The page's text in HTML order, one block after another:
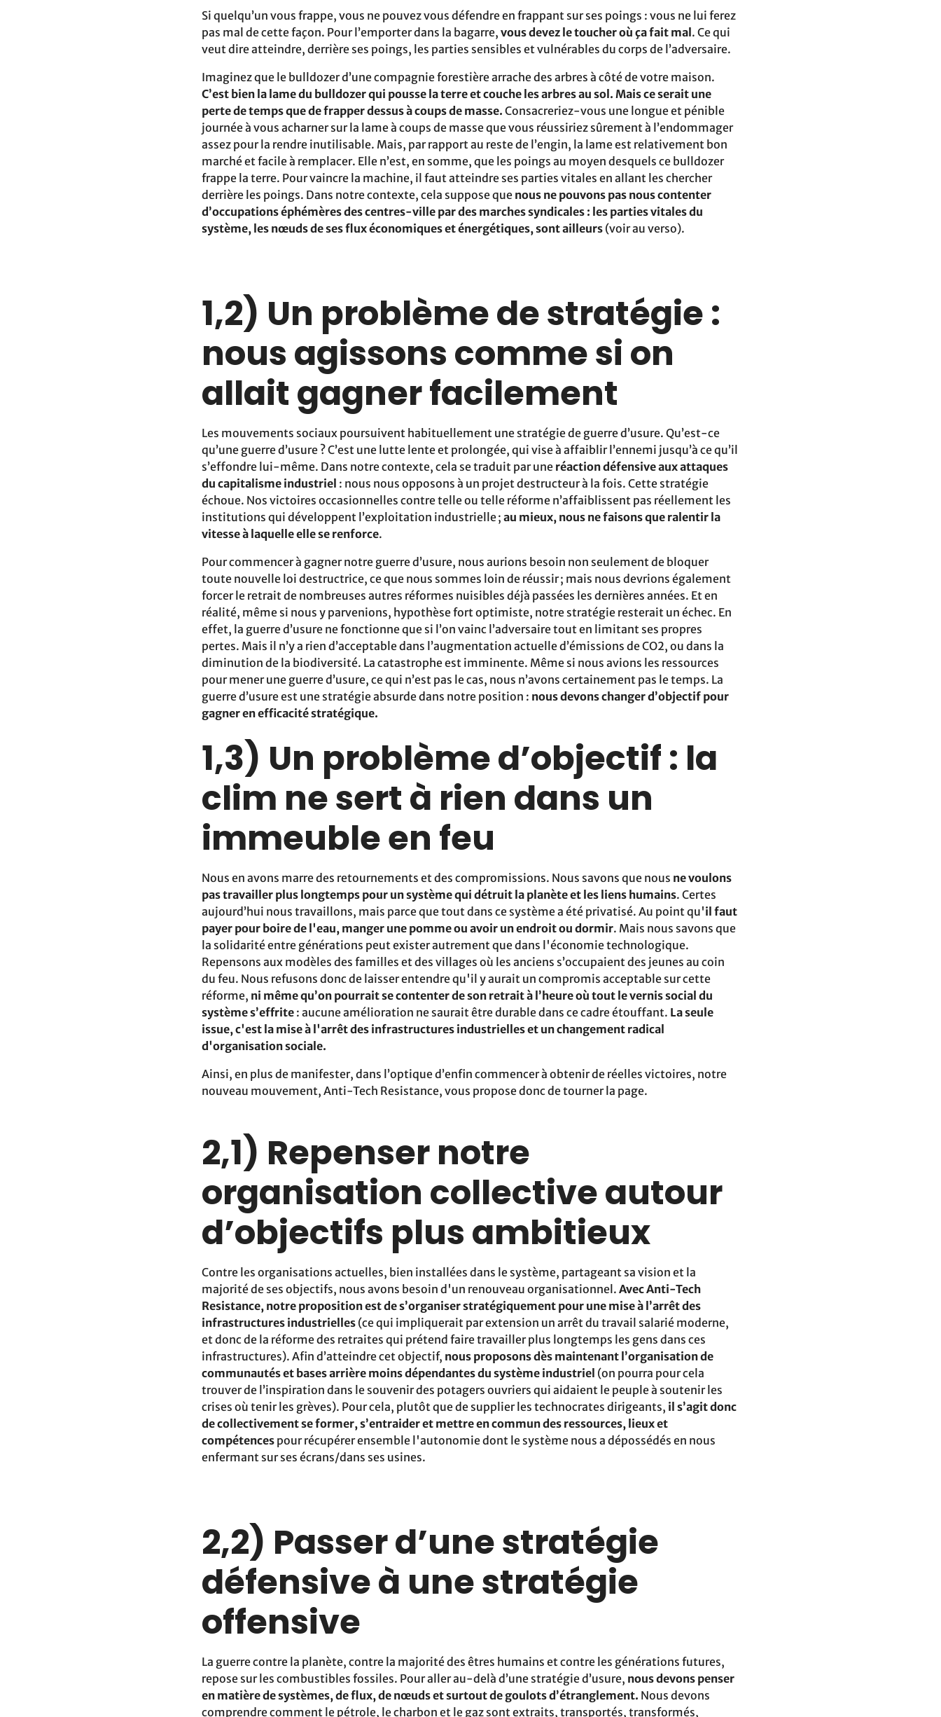
Si quelqu’un vous frappe, vous ne pouvez vous défendre en frappant sur ses poings : vous ne lui ferez
pas mal de cette façon. Pour l’emporter dans la bagarre, vous devez le toucher où ça fait mal . Ce qui
veut dire atteindre, derrière ses poings, les parties sensibles et vulnérables du corps de l’adversaire.
Imaginez que le bulldozer d’une compagnie forestière arrache des arbres à côté de votre maison.
C’est bien la lame du bulldozer qui pousse la terre et couche les arbres au sol. Mais ce serait une
perte de temps que de frapper dessus à coups de masse. Consacreriez-vous une longue et pénible
journée à vous acharner sur la lame à coups de masse que vous réussiriez sûrement à l’endommager
assez pour la rendre inutilisable. Mais, par rapport au reste de l’engin, la lame est relativement bon
marché et facile à remplacer. Elle n’est, en somme, que les poings au moyen desquels ce bulldozer
frappe la terre. Pour vaincre la machine, il faut atteindre ses parties vitales en allant les chercher
derrière les poings. Dans notre contexte, cela suppose que nous ne pouvons pas nous contenter
d’occupations éphémères des centres-ville par des marches syndicales : les parties vitales du
système, les nœuds de ses flux économiques et énergétiques, sont ailleurs (voir au verso).
1,2) Un problème de stratégie :
nous agissons comme si on
allait gagner facilement
Les mouvements sociaux poursuivent habituellement une stratégie de guerre d’usure. Qu’est-ce
qu’une guerre d’usure ? C’est une lutte lente et prolongée, qui vise à affaiblir l’ennemi jusqu’à ce qu’il
s’effondre lui-même. Dans notre contexte, cela se traduit par une réaction défensive aux attaques
du capitalisme industriel : nous nous opposons à un projet destructeur à la fois. Cette stratégie
échoue. Nos victoires occasionnelles contre telle ou telle réforme n’affaiblissent pas réellement les
institutions qui développent l’exploitation industrielle ; au mieux, nous ne faisons que ralentir la
vitesse à laquelle elle se renforce.
Pour commencer à gagner notre guerre d’usure, nous aurions besoin non seulement de bloquer
toute nouvelle loi destructrice, ce que nous sommes loin de réussir ; mais nous devrions également
forcer le retrait de nombreuses autres réformes nuisibles déjà passées les dernières années. Et en
réalité, même si nous y parvenions, hypothèse fort optimiste, notre stratégie resterait un échec. En
effet, la guerre d’usure ne fonctionne que si l’on vainc l’adversaire tout en limitant ses propres
pertes. Mais il n’y a rien d’acceptable dans l’augmentation actuelle d’émissions de CO2, ou dans la
diminution de la biodiversité. La catastrophe est imminente. Même si nous avions les ressources
pour mener une guerre d’usure, ce qui n’est pas le cas, nous n’avons certainement pas le temps. La
guerre d’usure est une stratégie absurde dans notre position : nous devons changer d’objectif pour
gagner en efficacité stratégique.
1,3) Un problème d’objectif : la
clim ne sert à rien dans un
immeuble en feu
Nous en avons marre des retournements et des compromissions. Nous savons que nous ne voulons
pas travailler plus longtemps pour un système qui détruit la planète et les liens humains. Certes
aujourd’hui nous travaillons, mais parce que tout dans ce système a été privatisé. Au point qu'il faut
payer pour boire de l'eau, manger une pomme ou avoir un endroit ou dormir. Mais nous savons que
la solidarité entre générations peut exister autrement que dans l'économie technologique.
Repensons aux modèles des familles et des villages où les anciens s’occupaient des jeunes au coin
du feu. Nous refusons donc de laisser entendre qu'il y aurait un compromis acceptable sur cette
réforme, ni même qu’on pourrait se contenter de son retrait à l’heure où tout le vernis social du
système s’effrite : aucune amélioration ne saurait être durable dans ce cadre étouffant. La seule
issue, c'est la mise à l'arrêt des infrastructures industrielles et un changement radical
d'organisation sociale.
Ainsi, en plus de manifester, dans l’optique d’enfin commencer à obtenir de réelles victoires, notre
nouveau mouvement, Anti-Tech Resistance, vous propose donc de tourner la page.
2,1) Repenser notre
organisation collective autour
d’objectifs plus ambitieux
Contre les organisations actuelles, bien installées dans le système, partageant sa vision et la
majorité de ses objectifs, nous avons besoin d'un renouveau organisationnel. Avec Anti-Tech
Resistance, notre proposition est de s’organiser stratégiquement pour une mise à l’arrêt des
infrastructures industrielles (ce qui impliquerait par extension un arrêt du travail salarié moderne,
et donc de la réforme des retraites qui prétend faire travailler plus longtemps les gens dans ces
infrastructures). Afin d’atteindre cet objectif, nous proposons dès maintenant l’organisation de
communautés et bases arrière moins dépendantes du système industriel (on pourra pour cela
trouver de l’inspiration dans le souvenir des potagers ouvriers qui aidaient le peuple à soutenir les
crises où tenir les grèves). Pour cela, plutôt que de supplier les technocrates dirigeants, il s’agit donc
de collectivement se former, s’entraider et mettre en commun des ressources, lieux et
compétences pour récupérer ensemble l'autonomie dont le système nous a dépossédés en nous
enfermant sur ses écrans/dans ses usines.
2,2) Passer d’une stratégie
défensive à une stratégie
offensive
La guerre contre la planète, contre la majorité des êtres humains et contre les générations futures,
repose sur les combustibles fossiles. Pour aller au-delà d’une stratégie d’usure, nous devons penser
en matière de systèmes, de flux, de nœuds et surtout de goulots d’étranglement. Nous devons
comprendre comment le pétrole, le charbon et le gaz sont extraits, transportés, transformés,